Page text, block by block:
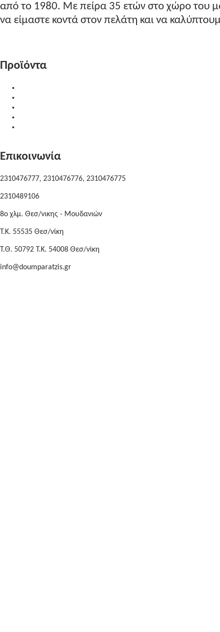
από το 1980. Με πείρα 35 ετών στο χώρο του
να είμαστε κοντά στον πελάτη και να
Προϊόντα
Επικοινωνία
2310476777, 2310476776, 2310476775
2310489106
8o χλμ. Θεσ/νικης - Μουδανιών
Τ.Κ. 55535 Θεσ/νίκη
Τ.Θ. 50792 Τ.Κ. 54008 Θεσ/νίκη
info@doumparatzis.gr